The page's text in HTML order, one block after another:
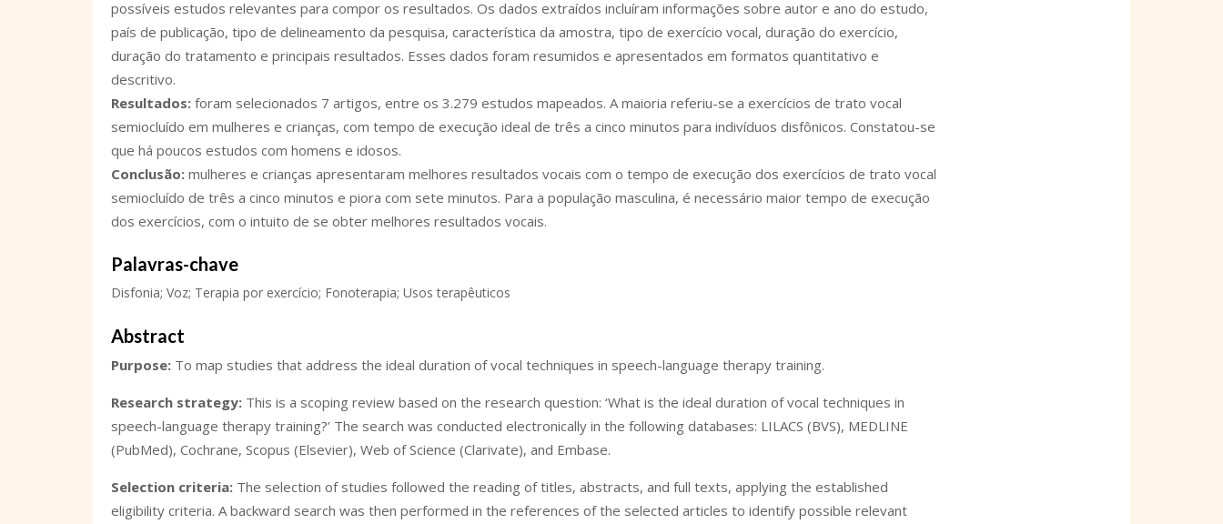
possíveis estudos relevantes para compor os resultados. Os dados extraídos incluíram informações sobre autor e ano do estudo,
país de publicação, tipo de delineamento da pesquisa, característica da amostra, tipo de exercício vocal, duração do exercício,
duração do tratamento e principais resultados. Esses dados foram resumidos e apresentados em formatos quantitativo e
descritivo.
Resultados: foram selecionados 7 artigos, entre os 3.279 estudos mapeados. A maioria referiu-se a exercícios de trato vocal
semiocluído em mulheres e crianças, com tempo de execução ideal de três a cinco minutos para indivíduos disfônicos. Constatou-se
que há poucos estudos com homens e idosos.
Conclusão: mulheres e crianças apresentaram melhores resultados vocais com o tempo de execução dos exercícios de trato vocal
semiocluído de três a cinco minutos e piora com sete minutos. Para a população masculina, é necessário maior tempo de execução
dos exercícios, com o intuito de se obter melhores resultados vocais.
Palavras-chave
Disfonia; Voz; Terapia por exercício; Fonoterapia; Usos terapêuticos
Abstract
Purpose: To map studies that address the ideal duration of vocal techniques in speech-language therapy training.
Research strategy: This is a scoping review based on the research question: ‘What is the ideal duration of vocal techniques in
speech-language therapy training?’ The search was conducted electronically in the following databases: LILACS (BVS), MEDLINE
(PubMed), Cochrane, Scopus (Elsevier), Web of Science (Clarivate), and Embase.
Selection criteria: The selection of studies followed the reading of titles, abstracts, and full texts, applying the established
eligibility criteria. A backward search was then performed in the references of the selected articles to identify possible relevant